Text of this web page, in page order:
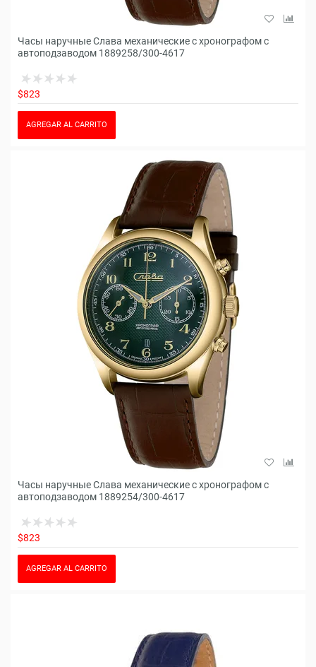
Часы наручные Слава механические с хронографом с
автоподзаводом 1889258/300-4617
$823
AGREGAR AL CARRITO
Часы наручные Слава механические с хронографом с
автоподзаводом 1889254/300-4617
$823
AGREGAR AL CARRITO